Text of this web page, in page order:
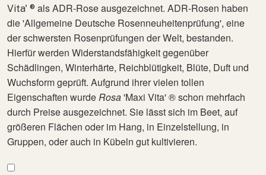
Vita' ® als ADR-Rose ausgezeichnet. ADR-Rosen haben
die 'Allgemeine Deutsche Rosenneuheitenprüfung', eine
der schwersten Rosenprüfungen der Welt, bestanden.
Hierfür werden Widerstandsfähigkeit gegenüber
Schädlingen, Winterhärte, Reichblütigkeit, Blüte, Duft und
Wuchsform geprüft. Aufgrund ihrer vielen tollen
Eigenschaften wurdeRosa'Maxi Vita' ® schon mehrfach
durch Preise ausgezeichnet. Sie lässt sich im Beet, auf
größeren Flächen oder im Hang, in Einzelstellung, in
Gruppen, oder auch in Kübeln gut kultivieren.
Mehr anzeigen